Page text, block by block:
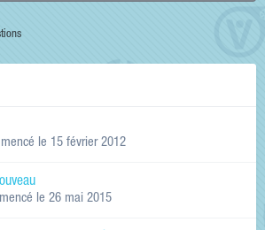
le 15 février 2012
le 26 mai 2015